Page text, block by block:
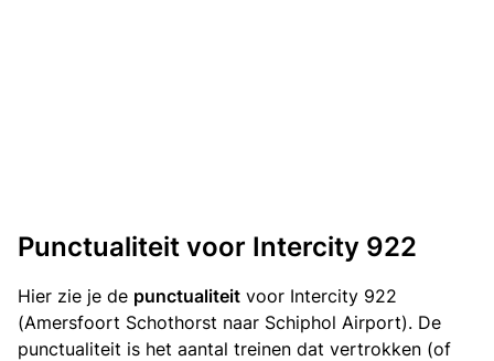
Punctualiteit voor Intercity 922
Hier zie je de punctualiteit voor Intercity 922
(Amersfoort Schothorst naar Schiphol Airport). De
punctualiteit is het aantal treinen dat vertrokken (of